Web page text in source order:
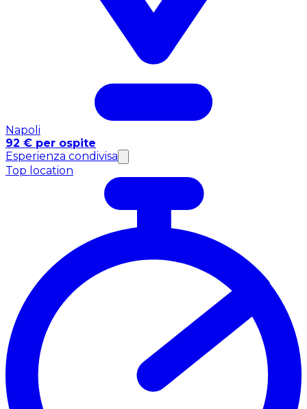
Napoli
92 € per ospite
Esperienza condivisa
Top location